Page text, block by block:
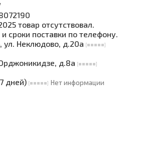
товар отсутствовал.
сроки поставки по телефону.
ул. Неклюдово, д.20а
д.8а
дней) Нет информации